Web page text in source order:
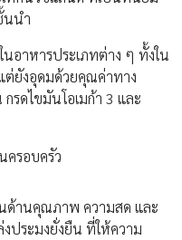
นนำ
นอาหารประเภทต่าง ๆ ทั้งใน
ต่ยังอุดมด้วยคุณค่าทาง
รดไขมันโอเมก้า 3 และ
ครอบครัว
ด้านคุณภาพ ความสด และ
ประมงยั่งยืน ที่ให้ความ